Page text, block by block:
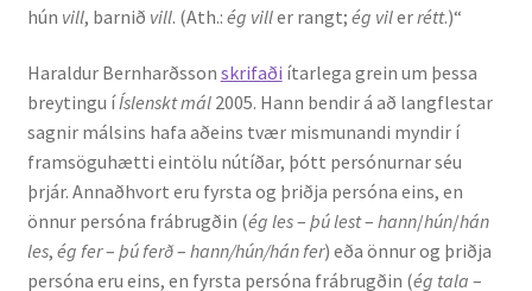
hún vill, barnið vill. (Ath.: ég viller rangt; ég vilerrétt.)“
Haraldur Bernharðsson skrifaði ítarlega grein um þessa
breytingu íÍslenskt mál2005. Hann bendir á að langflestar
sagnir málsins hafa aðeins tvær mismunandi myndir í
framsöguhætti eintölu nútíðar, þótt persónurnar séu
þrjár. Annaðhvort eru fyrsta og þriðja persóna eins, en
önnur persóna frábrugðin (ég les– þú lest– hann/hún/hán
les, ég fer– þú ferð– hann/hún/hán fer) eða önnur og þriðja
persóna eru eins, en fyrsta persóna frábrugðin (ég tala –